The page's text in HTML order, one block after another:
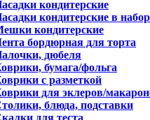
кондитерские
кондитерские в
кондитерские
бордюрная для торта
дюбеля
бумага/фольга
с разметкой
для эклеров/
блюда, подставки
для теста